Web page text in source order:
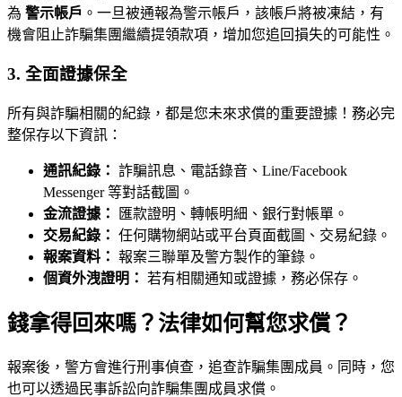
為 警示帳戶 。一旦被通報為警示帳戶，該帳戶將被凍結，有
機會阻止詐騙集團繼續提領款項，增加您追回損失的可能性。
3. 全面證據保全
所有與詐騙相關的紀錄，都是您未來求償的重要證據！務必完
整保存以下資訊：
通訊紀錄： 詐騙訊息、電話錄音、Line/Facebook
Messenger 等對話截圖。
金流證據：
匯款證明、轉帳明細、銀行對帳單。
交易紀錄： 任何購物網站或平台頁面截圖、交易紀錄。
報案資料： 報案三聯單及警方製作的筆錄。
個資外洩證明： 若有相關通知或證據，務必保存。
錢拿得回來嗎？法律如何幫您求償？
報案後，警方會進行刑事偵查，追查詐騙集團成員。同時，您
也可以透過民事訴訟向詐騙集團成員求償。